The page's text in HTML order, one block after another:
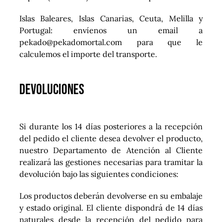
Islas Baleares, Islas Canarias, Ceuta, Melilla y
Portugal: envíenos un email a
pekado@pekadomortal.compara que le
calculemos el importe del transporte.
Devoluciones
Si durante los 14 días posteriores a la recepción
del pedido el cliente desea devolver el producto,
nuestro Departamento de Atención al Cliente
realizará las gestiones necesarias para tramitar la
devolución bajo las siguientes condiciones:
Los productos deberán devolverse en su embalaje
y estado original. El cliente dispondrá de 14 días
naturales desde la recepción del pedido para